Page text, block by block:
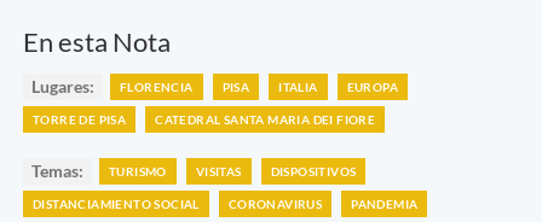
En esta Nota
Lugares: FLORENCIA PISA ITALIA EUROPA
TORRE DE PISA CATEDRAL SANTA MARIA DEI FIORE
Temas: TURISMO VISITAS DISPOSITIVOS
DISTANCIAMIENTO SOCIAL CORONAVIRUS PANDEMIA